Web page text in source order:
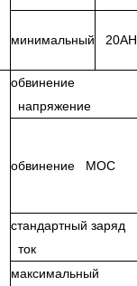
минимальный 20AH
обвинение
напряжение
обвинение МОС
стандартный заряд
ток
максимальный